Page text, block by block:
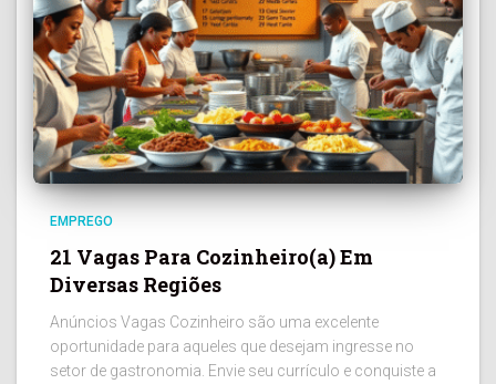
EMPREGO
21 Vagas Para Cozinheiro(a) Em
Diversas Regiões
Anúncios Vagas Cozinheiro são uma excelente
oportunidade para aqueles que desejam ingresse no
setor de gastronomia. Envie seu currículo e conquiste a